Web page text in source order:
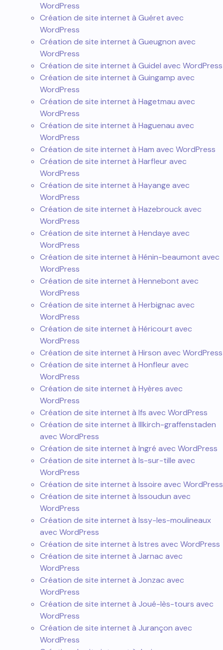
WordPress
Création de site internet à Guéret avec
WordPress
Création de site internet à Gueugnon avec
WordPress
Création de site internet à Guidel avec WordPress
Création de site internet à Guingamp avec
WordPress
Création de site internet à Hagetmau avec
WordPress
Création de site internet à Haguenau avec
WordPress
Création de site internet à Ham avec WordPress
Création de site internet à Harfleur avec
WordPress
Création de site internet à Hayange avec
WordPress
Création de site internet à Hazebrouck avec
WordPress
Création de site internet à Hendaye avec
WordPress
Création de site internet à Hénin-beaumont avec
WordPress
Création de site internet à Hennebont avec
WordPress
Création de site internet à Herbignac avec
WordPress
Création de site internet à Héricourt avec
WordPress
Création de site internet à Hirson avec WordPress
Création de site internet à Honfleur avec
WordPress
Création de site internet à Hyères avec
WordPress
Création de site internet à Ifs avec WordPress
Création de site internet à Illkirch-graffenstaden
avec WordPress
Création de site internet à Ingré avec WordPress
Création de site internet à Is-sur-tille avec
WordPress
Création de site internet à Issoire avec WordPress
Création de site internet à Issoudun avec
WordPress
Création de site internet à Issy-les-moulineaux
avec WordPress
Création de site internet à Istres avec WordPress
Création de site internet à Jarnac avec
WordPress
Création de site internet à Jonzac avec
WordPress
Création de site internet à Joué-lès-tours avec
WordPress
Création de site internet à Jurançon avec
WordPress